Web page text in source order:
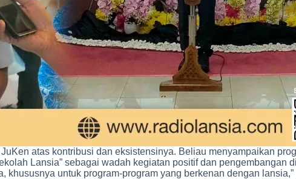
atas kontribusi dan eksistensinya. Beliau menyampaikan
Lansia” sebagai wadah kegiatan positif dan pengembangan
untuk program-program yang berkenan dengan